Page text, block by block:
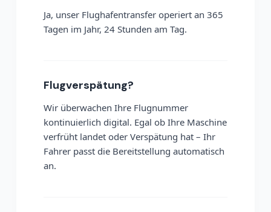
Ja, unser Flughafentransfer operiert an 365
Tagen im Jahr, 24 Stunden am Tag.
Flugverspätung?
Wir überwachen Ihre Flugnummer
kontinuierlich digital. Egal ob Ihre Maschine
verfrüht landet oder Verspätung hat – Ihr
Fahrer passt die Bereitstellung automatisch
an.